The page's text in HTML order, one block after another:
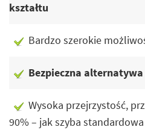
kształtu
Bardzo szerokie
Bezpieczna alternatywa
Wysoka przejrzystość,
90% – jak szyba standardowa